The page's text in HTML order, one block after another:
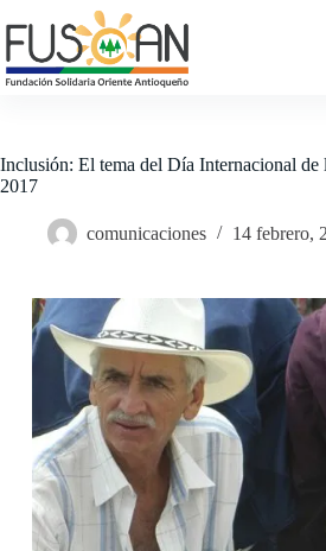
al
contenido
Inclusión: El tema del Día Internacional de
2017
comunicaciones 14 febrero,